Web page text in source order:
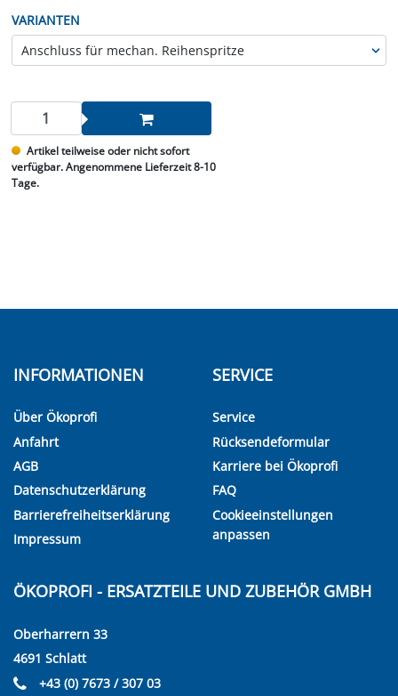
VARIANTEN
Artikel teilweise oder nicht sofort
verfügbar. Angenommene Lieferzeit 8-10
Tage.
INFORMATIONEN
Über Ökoprofi
Anfahrt
AGB
Datenschutzerklärung
Barrierefreiheitserklärung
Impressum
SERVICE
Service
Rücksendeformular
Karriere bei Ökoprofi
FAQ
Cookieeinstellungen
anpassen
ÖKOPROFI - ERSATZTEILE UND ZUBEHÖR GMBH
Oberharrern 33
4691 Schlatt
+43 (0) 7673 / 307 03